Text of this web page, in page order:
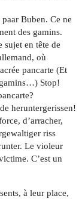
Buben. Ce ne
des gamins.
en tête de
où
pancarte (Et
Stop!
heruntergerissen!
d’arracher,
riss
Le violeur
C’est un
à leur place,